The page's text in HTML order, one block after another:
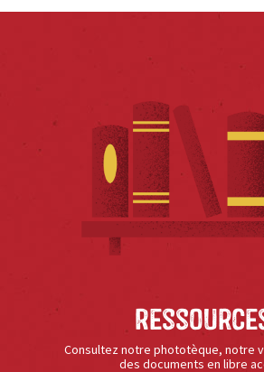
Consultez notre phototèque, notre
des documents en libre